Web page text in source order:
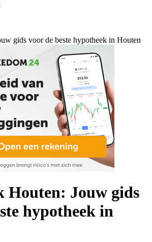
gids voor de beste hypotheek in Houten
Houten: Jouw gids
hypotheek in